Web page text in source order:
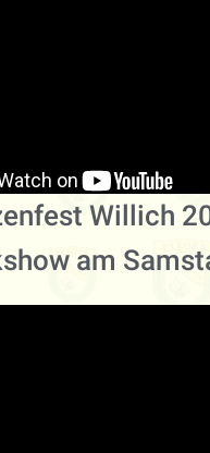
Willich
am